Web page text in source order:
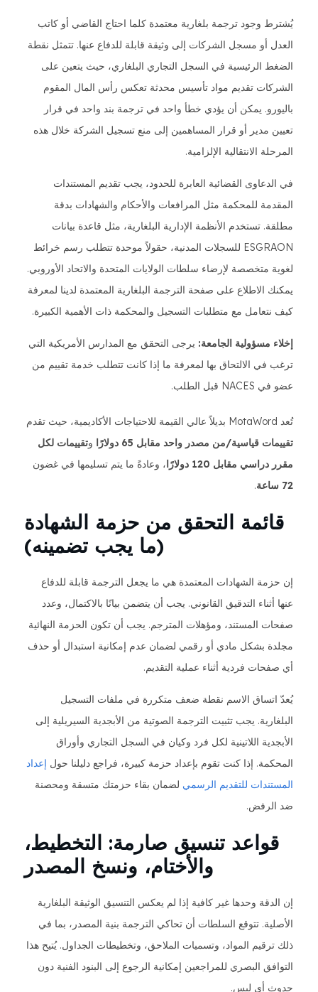
يُشترط وجود ترجمة بلغارية معتمدة كلما احتاج القاضي أو كاتب
العدل أو مسجل الشركات إلى وثيقة قابلة للدفاع عنها. تتمثل نقطة
الضغط الرئيسية في السجل التجاري البلغاري، حيث يتعين على
الشركات تقديم مواد تأسيس محدثة تعكس رأس المال المقوم
باليورو. يمكن أن يؤدي خطأ واحد في ترجمة بند واحد في قرار
تعيين مدير أو قرار المساهمين إلى منع تسجيل الشركة خلال هذه
المرحلة الانتقالية الإلزامية.
في الدعاوى القضائية العابرة للحدود، يجب تقديم المستندات
المقدمة للمحكمة مثل المرافعات والأحكام والشهادات بدقة
مطلقة. تستخدم الأنظمة الإدارية البلغارية، مثل قاعدة بيانات
ESGRAON للسجلات المدنية، حقولاً موحدة تتطلب رسم خرائط
لغوية متخصصة لإرضاء سلطات الولايات المتحدة والاتحاد الأوروبي.
يمكنك الاطلاع على صفحة الترجمة البلغارية المعتمدة لدينا لمعرفة
كيف نتعامل مع متطلبات التسجيل والمحكمة ذات الأهمية الكبيرة.
إخلاء مسؤولية الجامعة: يرجى التحقق مع المدارس الأمريكية التي
ترغب في الالتحاق بها لمعرفة ما إذا كانت تتطلب خدمة تقييم من
عضو في NACES قبل الطلب.
تُعد MotaWord بديلاً عالي القيمة للاحتياجات الأكاديمية، حيث تقدم
تقييمات قياسية/من مصدر واحد مقابل 65 دولارًا
وتقييمات لكل
مقرر دراسي مقابل 120 دولارًا
، وعادةً ما يتم تسليمها في غضون
72 ساعة
.
قائمة التحقق من حزمة الشهادة
(ما يجب تضمينه)
إن حزمة الشهادات المعتمدة هي ما يجعل الترجمة قابلة للدفاع
عنها أثناء التدقيق القانوني. يجب أن يتضمن بيانًا بالاكتمال، وعدد
صفحات المستند، ومؤهلات المترجم. يجب أن تكون الحزمة النهائية
مجلدة بشكل مادي أو رقمي لضمان عدم إمكانية استبدال أو حذف
أي صفحات فردية أثناء عملية التقديم.
يُعدّ اتساق الاسم نقطة ضعف متكررة في ملفات التسجيل
البلغارية. يجب تثبيت الترجمة الصوتية من الأبجدية السيريلية إلى
الأبجدية اللاتينية لكل فرد وكيان في السجل التجاري وأوراق
المحكمة. إذا كنت تقوم بإعداد حزمة كبيرة، فراجع دليلنا حول إعداد
المستندات للتقديم الرسمي لضمان بقاء حزمتك متسقة ومحصنة
ضد الرفض.
قواعد تنسيق صارمة: التخطيط،
والأختام، ونسخ المصدر
إن الدقة وحدها غير كافية إذا لم يعكس التنسيق الوثيقة البلغارية
الأصلية. تتوقع السلطات أن تحاكي الترجمة بنية المصدر، بما في
ذلك ترقيم المواد، وتسميات الملاحق، وتخطيطات الجداول. يُتيح هذا
التوافق البصري للمراجعين إمكانية الرجوع إلى البنود الفنية دون
حدوث أي لبس.